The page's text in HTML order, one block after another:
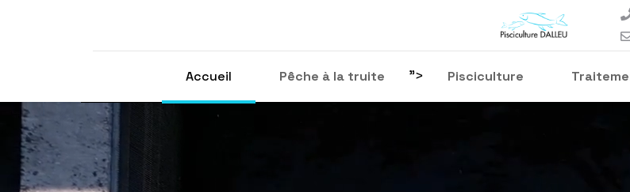
Accueil Pêche à la truite "> Pisciculture